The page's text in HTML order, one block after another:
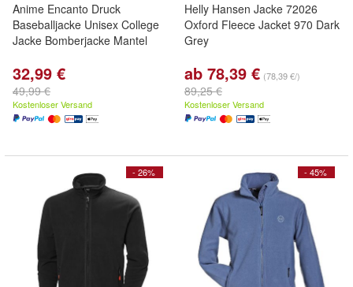
Anime Encanto Druck
Baseballjacke Unisex College
Jacke Bomberjacke Mantel
32,99 €
49,99 €
Kostenloser Versand
Helly Hansen Jacke 72026
Oxford Fleece Jacket 970 Dark
Grey
ab 78,39 € (78,39 €/)
89,25 €
Kostenloser Versand
- 26% - 45%